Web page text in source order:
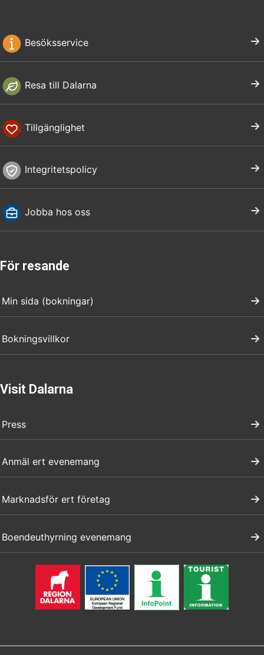
Besöksservice
Resa till Dalarna
Tillgänglighet
Integritetspolicy
Jobba hos oss
För resande
Min sida (bokningar)
Bokningsvillkor
Visit Dalarna
Press
Anmäl ert evenemang
Marknadsför ert företag
Boendeuthyrning evenemang